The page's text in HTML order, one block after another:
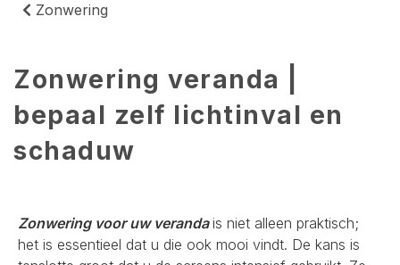
Zonwering
Zonwering veranda |
bepaal zelf lichtinval en
schaduw
Zonwering voor uw verandais niet alleen praktisch;
het is essentieel dat u die ook mooi vindt. De kans is